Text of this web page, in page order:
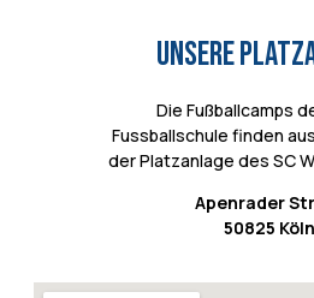
Unsere
Die Fußballcamps
Fussballschule finden
der Platzanlage des SC
Apenrader
50825 Köln